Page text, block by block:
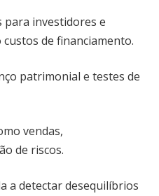
para investidores e
de financiamento.
patrimonial e testes de
vendas,
de riscos.
a detectar desequilíbrios